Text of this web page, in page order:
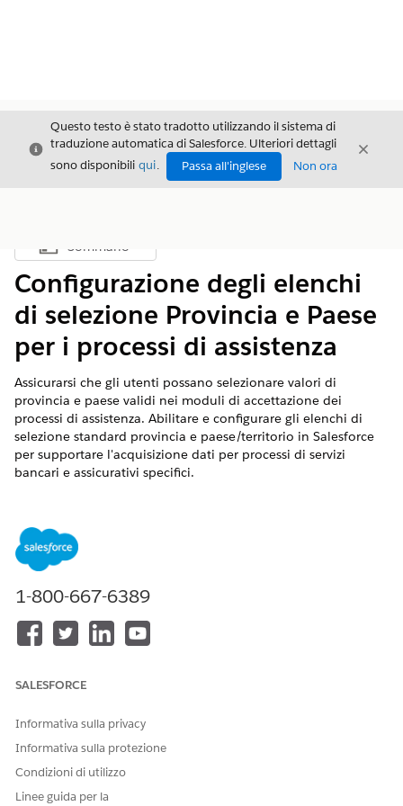
Chiudi
Questo testo è stato tradotto utilizzando il sistema di
traduzione automatica di Salesforce. Ulteriori dettagli
sono disponibili qui. Passa all'inglese Non ora
Chiudi
Mostra sommario
Sommario
Configurazione degli elenchi
di selezione Provincia e Paese
per i processi di assistenza
Assicurarsi che gli utenti possano selezionare valori di
provincia e paese validi nei moduli di accettazione dei
processi di assistenza. Abilitare e configurare gli elenchi di
selezione standard provincia e paese/territorio in Salesforce
per supportare l'acquisizione dati per processi di servizi
bancari e assicurativi specifici.
Disponibile nelle versioni: Lightning Experience
Disponibile in:
DeveloperEdition con Financial Services Cloud e Catalogo
unificato.
Diversi processi di servizi finanziari richiedono agli utenti di
destinazioni di spedizione per i libretti di assegni o gli indirizzi
OmniScript si basano sugli elenchi di selezione standard
provincia e paese di Salesforce.
questi processi di assistenza.
1-800-667-6389
SALESFORCE
Informativa sulla privacy
Informativa sulla protezione
Condizioni di utilizzo
Linee guida per la